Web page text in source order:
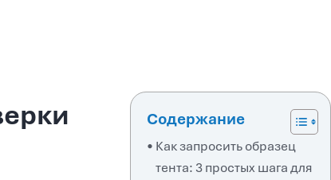
Содержание
Как запросить образец
тента: 3 простых шага для